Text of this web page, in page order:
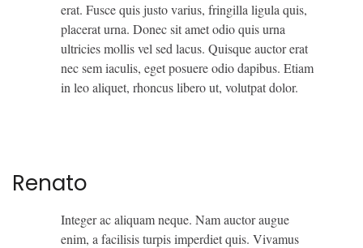
erat. Fusce quis justo varius, fringilla ligula quis,
placerat urna. Donec sit amet odio quis urna
ultricies mollis vel sed lacus. Quisque auctor erat
nec sem iaculis, eget posuere odio dapibus. Etiam
in leo aliquet, rhoncus libero ut, volutpat dolor.
Renato
Integer ac aliquam neque. Nam auctor augue
enim, a facilisis turpis imperdiet quis. Vivamus